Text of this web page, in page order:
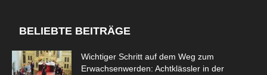
BELIEBTE BEITRÄGE
Wichtiger Schritt auf dem Weg zum
Erwachsenwerden: Achtklässler in der